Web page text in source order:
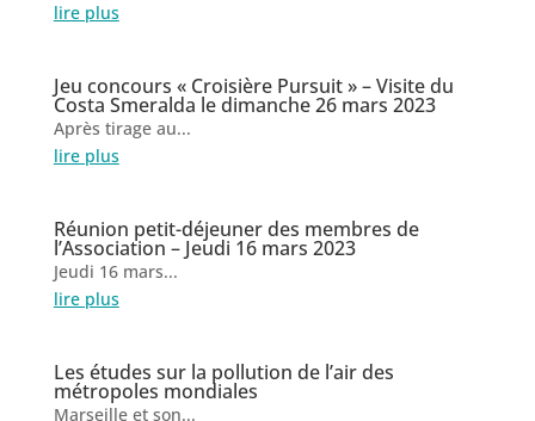
lire plus
Jeu concours « Croisière Pursuit » – Visite du
Costa Smeralda le dimanche 26 mars 2023
Après tirage au...
lire plus
Réunion petit-déjeuner des membres de
l’Association – Jeudi 16 mars 2023
Jeudi 16 mars...
lire plus
Les études sur la pollution de l’air des
métropoles mondiales
Marseille et son...